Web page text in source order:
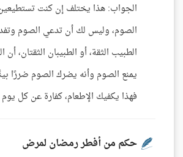
الجواب: هذا يختلف إن كنت
الصوم، وليس لك أن تدعي الصوم
الطبيب الثقة، أو الطبيبان الثقتان،
يمنع الصوم وأنه يضرك الصوم ضررًا
فهذا يكفيك الإطعام، كفارة عن كل
حكم من أفطر رمضان لمرض